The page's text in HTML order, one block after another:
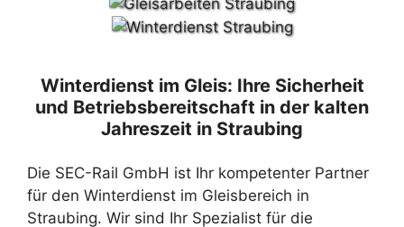
Winterdienst im Gleis: Ihre Sicherheit
und Betriebsbereitschaft in der kalten
Jahreszeit in Straubing
Die SEC-Rail GmbH ist Ihr kompetenter Partner
für den Winterdienst im Gleisbereich in
Straubing. Wir sind Ihr Spezialist für die